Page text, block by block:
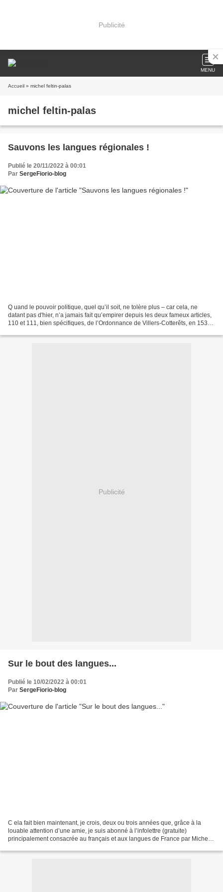
Publicité
MENU
Accueil » michel feltin-palas
michel feltin-palas
Sauvons les langues régionales !
Publié le 20/11/2022 à 00:01
Par SergeFiorio-blog
Q uand le pouvoir politique, quel qu’il soit, ne tolère plus – car cela, ne
datant pas d'hier, n’a jamais fait qu’empirer depuis les deux fameux articles,
110 et 111, bien spécifiques, de l’Ordonnance de Villers-Cotterêts, en 1539
Publicité
Sur le bout des langues...
Publié le 10/02/2022 à 00:01
Par SergeFiorio-blog
C ela fait bien maintenant, je crois, deux ou trois années que, grâce à la
louable attention d’une amie, je suis abonné à l’infolettre (gratuite)
principalement consacrée au français et aux langues de France par Michel